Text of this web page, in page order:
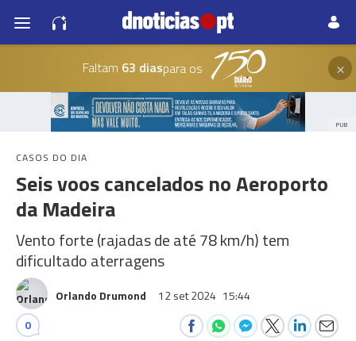
Faltam 63 diaspara os ×
PUB
CASOS DO DIA
Seis voos cancelados no Aeroporto
da Madeira
Vento forte (rajadas de até 78 km/h) tem
dificultado aterragens
Orlando Drumond 12 set 2024 15:44
0